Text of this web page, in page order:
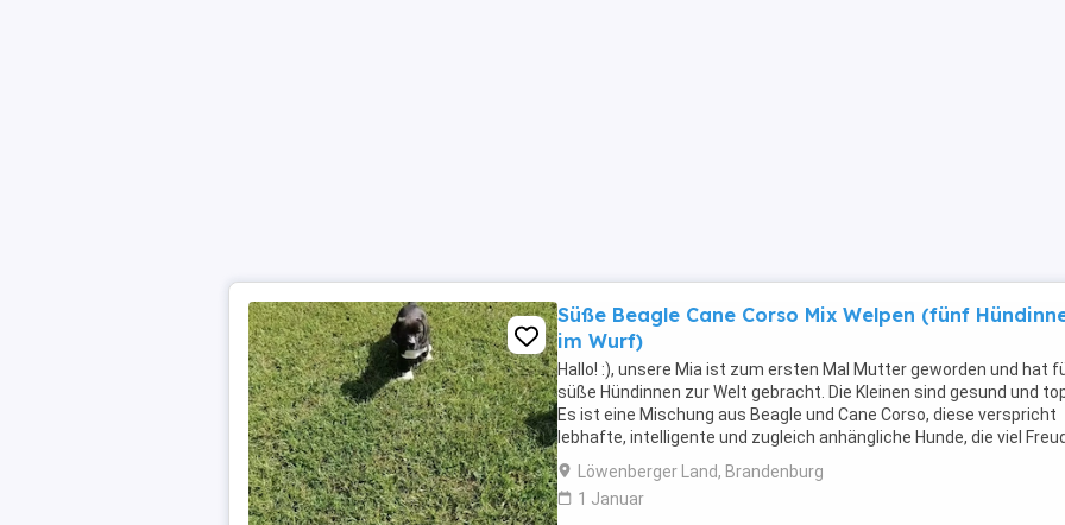
Süße Beagle Cane Corso Mix Welpen (fünf
im Wurf)
Hallo! :), unsere Mia ist zum ersten Mal Mutter geworden und hat
süße Hündinnen zur Welt gebracht. Die Kleinen sind gesund und
Es ist eine Mischung aus Beagle und Cane Corso, diese verspricht
lebhafte, intelligente und zugleich anhängliche Hunde, die viel
und Energie in ihre Familien ...
Löwenberger Land, Brandenburg
1 Januar